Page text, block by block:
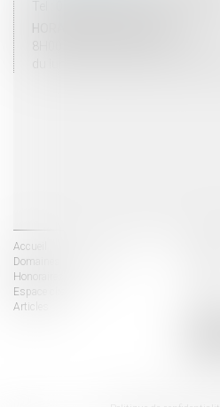
Accueil
Domaines d'intervention
Honoraires
Espace client
Articles